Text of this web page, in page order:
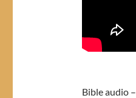
Bible audio